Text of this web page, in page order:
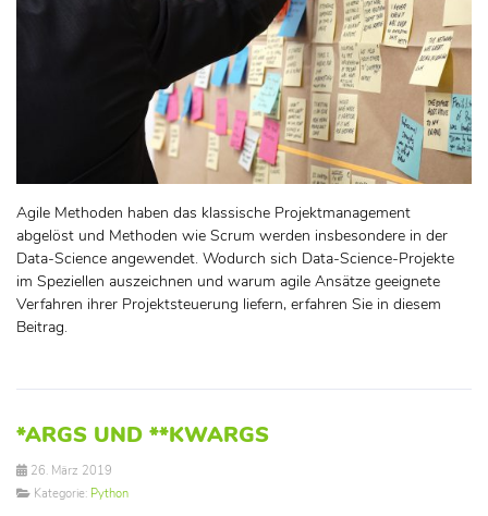
Agile Methoden haben das klassische Projektmanagement
abgelöst und Methoden wie Scrum werden insbesondere in der
Data-Science angewendet. Wodurch sich Data-Science-Projekte
im Speziellen auszeichnen und warum agile Ansätze geeignete
Verfahren ihrer Projektsteuerung liefern, erfahren Sie in diesem
Beitrag.
*ARGS UND **KWARGS
26. März 2019
Kategorie: Python